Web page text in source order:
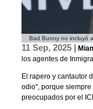
Bad Bunny no incluyó
11 Sep, 2025 |
los agentes de
El rapero y cantautor
odio", porque
preocupados por el